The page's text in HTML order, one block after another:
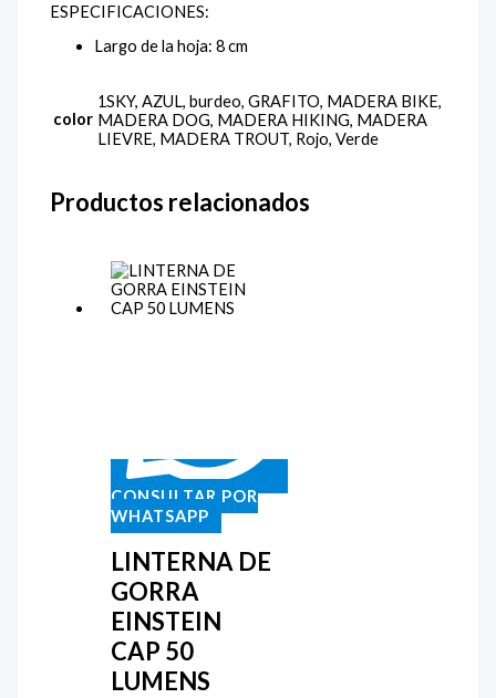
ESPECIFICACIONES:
Largo de la hoja: 8 cm
color
1SKY, AZUL, burdeo, GRAFITO, MADERA BIKE,
MADERA DOG, MADERA HIKING, MADERA
LIEVRE, MADERA TROUT, Rojo, Verde
Productos relacionados
CONSULTAR POR
WHATSAPP
LINTERNA DE
GORRA
EINSTEIN
CAP 50
LUMENS